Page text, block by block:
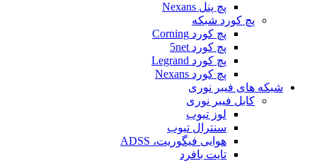
پچ پنل Nexans
پچ کورد شبکه
پچ کورد Corning
پچ کورد 5net
پچ کورد Legrand
پچ کورد Nexans
شبکه های فیبر نوری
کابل فیبر نوری
لوز تیوب
سنترال تیوب
هوایی فیگوریت، ADSS
تایت بافرد